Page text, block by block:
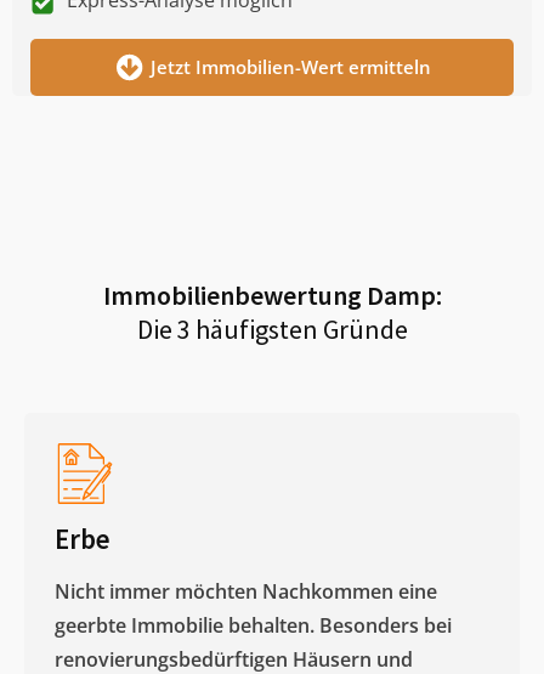
Jetzt Immobilien-Wert ermitteln
Immobilienbewertung Damp:
Die 3 häufigsten Gründe
Erbe
Nicht immer möchten Nachkommen eine
geerbte Immobilie behalten. Besonders bei
renovierungsbedürftigen Häusern und